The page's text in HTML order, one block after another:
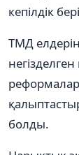
кепілдік
ТМД
болды.